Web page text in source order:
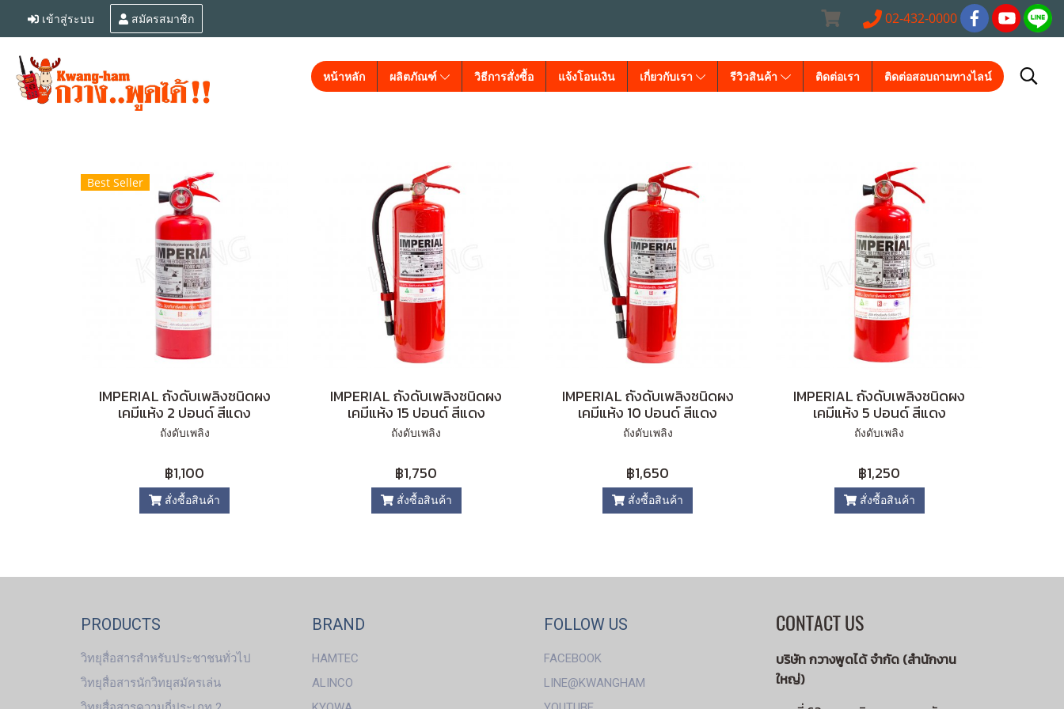
เข้าสู่ระบบ สมัครสมาชิก 02-432-0000
หน้าหลัก ผลิตภัณฑ์ วิธีการสั่งซื้อ แจ้งโอนเงิน เกี่ยวกับเรา รีวิวสินค้า ติดต่อเรา ติดต่อสอบถามทางไลน์
Best Seller
IMPERIAL ถังดับเพลิงชนิดผง
เคมีแห้ง 2 ปอนด์ สีแดง
ถังดับเพลิง
฿1,100
สั่งซื้อสินค้า
IMPERIAL ถังดับเพลิงชนิดผง
เคมีแห้ง 15 ปอนด์ สีแดง
ถังดับเพลิง
฿1,750
สั่งซื้อสินค้า
IMPERIAL ถังดับเพลิงชนิดผง
เคมีแห้ง 10 ปอนด์ สีแดง
ถังดับเพลิง
฿1,650
สั่งซื้อสินค้า
IMPERIAL ถังดับเพลิงชนิดผง
เคมีแห้ง 5 ปอนด์ สีแดง
ถังดับเพลิง
฿1,250
สั่งซื้อสินค้า
PRODUCTS
วิทยุสื่อสารสำหรับประชาชนทั่วไป
วิทยุสื่อสารนักวิทยุสมัครเล่น
BRAND
HAMTEC
ALINCO
FOLLOW US
FACEBOOK
LINE@KWANGHAM
CONTACT US
บริษัท กวางพูดได้ จำกัด (สำนักงาน
ใหญ่)